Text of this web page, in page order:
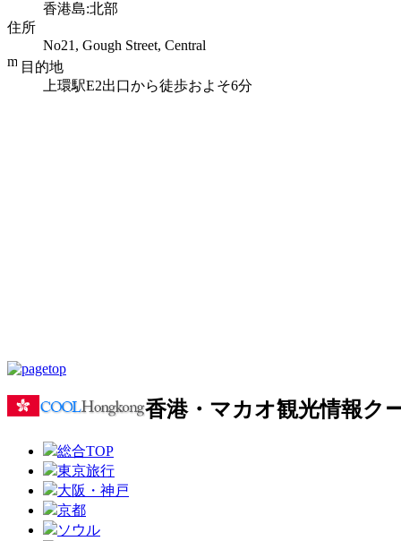
香港島:北部
住所
No21, Gough Street, Central
目的地
上環駅E2出口から徒歩およそ6分
香港・マカオ観光情報ク
総合TOP
東京旅行
大阪・神戸
京都
ソウル